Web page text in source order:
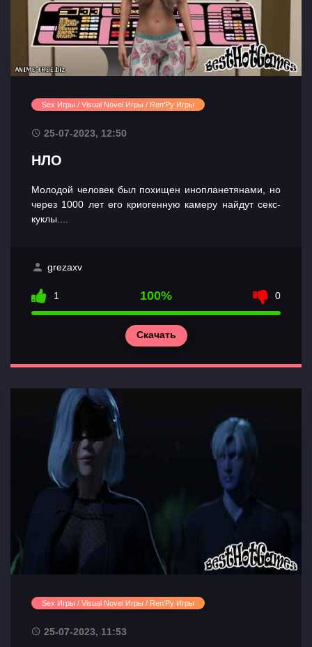
Sex Игры / Visual Novel Игры / Ren'Py Игры
25-07-2023, 12:50
НЛО
Молодой человек был похищен инопланетянами, но
через 1000 лет его криогенную камеру найдут секс-
куклы....
grezaxv
1 100% 0
Скачать
Sex Игры / Visual Novel Игры / Ren'Py Игры
25-07-2023, 11:53